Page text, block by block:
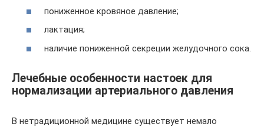
пониженное кровяное давление;
лактация;
наличие пониженной секреции желудочного сока.
Лечебные особенности настоек для
нормализации артериального давления
В нетрадиционной медицине существует немало